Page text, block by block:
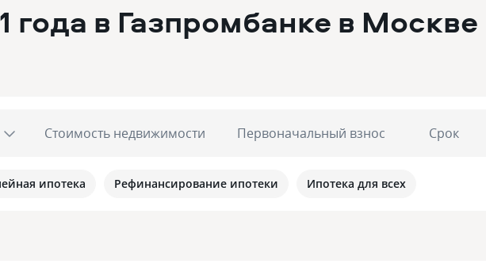
года в Газпромбанке в Москве
Стоимость недвижимости Первоначальный взнос Срок
ипотека Рефинансирование ипотеки Ипотека для всех